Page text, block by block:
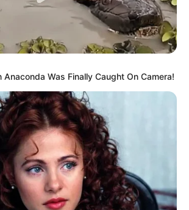
Anaconda Was Finally Caught On Camera!